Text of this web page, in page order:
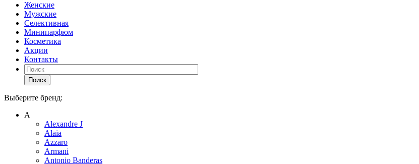
Женские
Мужские
Селективная
Минипарфюм
Косметика
Акции
Контакты
Поиск
Выберите бренд:
А
Alexandre J
Alaia
Azzaro
Armani
Antonio Banderas